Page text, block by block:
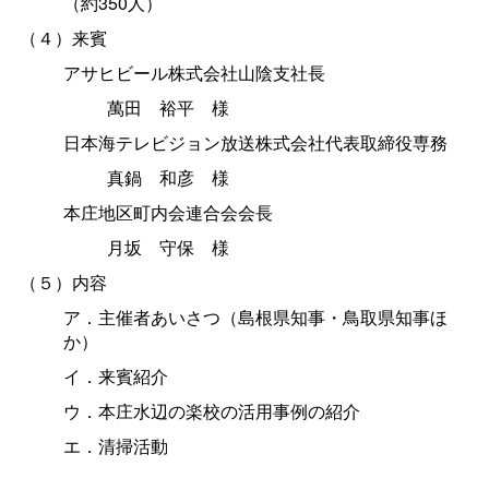
（４）来賓
アサヒビール株式会社山陰支社長
萬田 裕平 様
日本海テレビジョン放送株式会社代表取締役専務
真鍋 和彦様
本庄地区町内会連合会会長
月坂 守保 様
（５）内容
ア．主催者あいさつ（島根県知事・鳥取県知事ほ
か）
イ．来賓紹介
ウ．本庄水辺の楽校の活用事例の紹介
エ．清掃活動